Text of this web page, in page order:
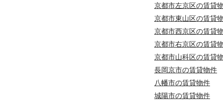
京都市左京区の賃貸
京都市東山区の賃貸
京都市西京区の賃貸
京都市右京区の賃貸
京都市山科区の賃貸
長岡京市の賃貸物件
八幡市の賃貸物件
城陽市の賃貸物件